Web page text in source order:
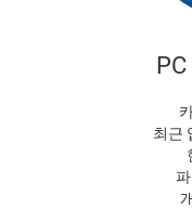
최근